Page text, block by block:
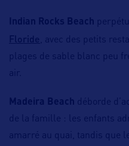
Indian Rocks Beach
Floride
, avec des petits
plages de sable blanc peu
air.
Madeira Beach déborde
de la famille : les enfants
amarré au quai, tandis que